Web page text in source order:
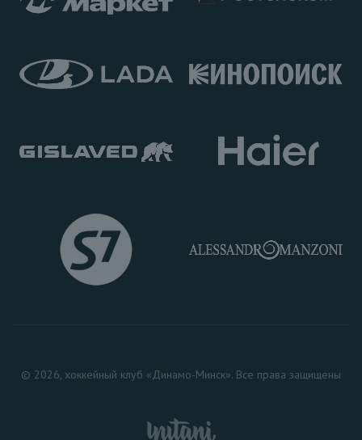
© 2026, хоккейный клуб «Динамо-Минск». Все права защищены